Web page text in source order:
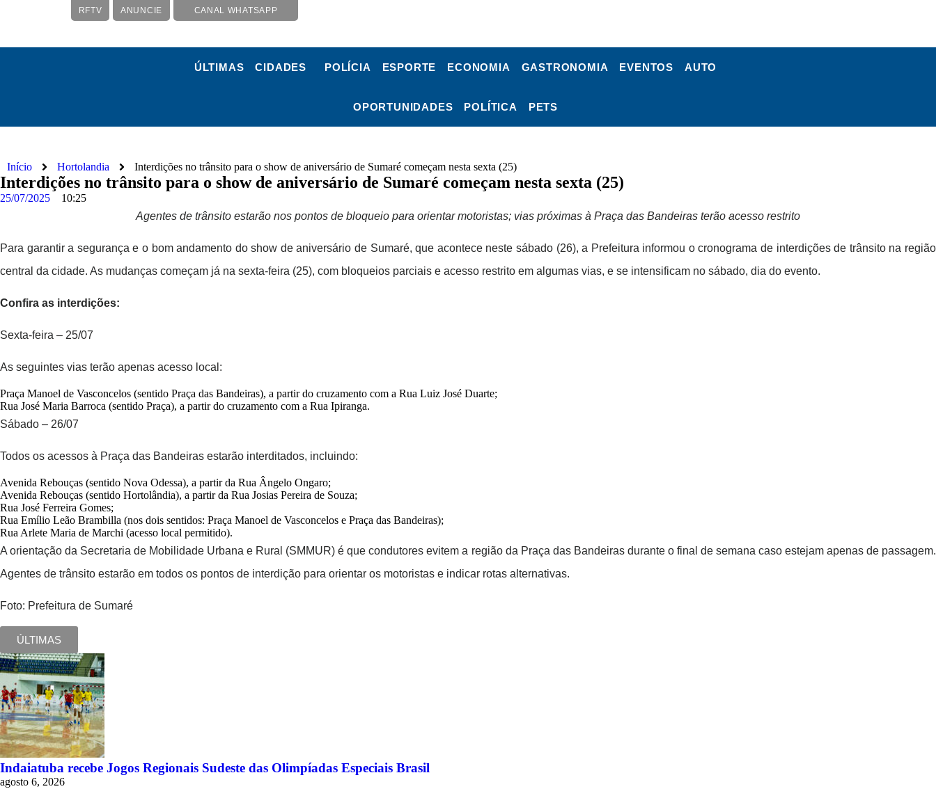
RFTV ANUNCIE CANAL WHATSAPP
ÚLTIMAS CIDADES POLÍCIA ESPORTE ECONOMIA GASTRONOMIA EVENTOS AUTO
OPORTUNIDADES POLÍTICA PETS
Início Hortolandia Interdições no trânsito para o show de aniversário de Sumaré começam nesta sexta (25)
Interdições no trânsito para o show de aniversário de Sumaré começam nesta sexta (25)
25/07/2025
10:25
Agentes de trânsito estarão nos pontos de bloqueio para orientar motoristas; vias próximas à Praça das Bandeiras terão acesso restrito
Para garantir a segurança e o bom andamento do show de aniversário de Sumaré, que acontece neste sábado (26), a Prefeitura informou o cronograma de interdições de trânsito na região
central da cidade. As mudanças começam já na sexta-feira (25), com bloqueios parciais e acesso restrito em algumas vias, e se intensificam no sábado, dia do evento.
Confira as interdições:
Sexta-feira – 25/07
As seguintes vias terão apenas acesso local:
Praça Manoel de Vasconcelos (sentido Praça das Bandeiras), a partir do cruzamento com a Rua Luiz José Duarte;
Rua José Maria Barroca (sentido Praça), a partir do cruzamento com a Rua Ipiranga.
Sábado – 26/07
Todos os acessos à Praça das Bandeiras estarão interditados, incluindo:
Avenida Rebouças (sentido Nova Odessa), a partir da Rua Ângelo Ongaro;
Avenida Rebouças (sentido Hortolândia), a partir da Rua Josias Pereira de Souza;
Rua José Ferreira Gomes;
Rua Emílio Leão Brambilla (nos dois sentidos: Praça Manoel de Vasconcelos e Praça das Bandeiras);
Rua Arlete Maria de Marchi (acesso local permitido).
A orientação da Secretaria de Mobilidade Urbana e Rural (SMMUR) é que condutores evitem a região da Praça das Bandeiras durante o final de semana caso estejam apenas de passagem.
Agentes de trânsito estarão em todos os pontos de interdição para orientar os motoristas e indicar rotas alternativas.
Foto: Prefeitura de Sumaré
ÚLTIMAS
Indaiatuba recebe Jogos Regionais Sudeste das Olimpíadas Especiais Brasil
agosto 6, 2026